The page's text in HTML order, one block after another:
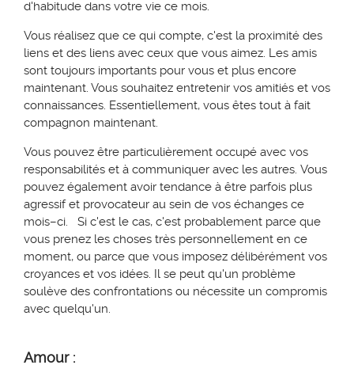
d'habitude dans votre vie ce mois.
Vous réalisez que ce qui compte, c'est la proximité des
liens et des liens avec ceux que vous aimez. Les amis
sont toujours importants pour vous et plus encore
maintenant. Vous souhaitez entretenir vos amitiés et vos
connaissances. Essentiellement, vous êtes tout à fait
compagnon maintenant.
Vous pouvez être particulièrement occupé avec vos
responsabilités et à communiquer avec les autres. Vous
pouvez également avoir tendance à être parfois plus
agressif et provocateur au sein de vos échanges ce
mois–ci. Si c'est le cas, c'est probablement parce que
vous prenez les choses très personnellement en ce
moment, ou parce que vous imposez délibérément vos
croyances et vos idées. Il se peut qu'un problème
soulève des confrontations ou nécessite un compromis
avec quelqu'un.
Amour :